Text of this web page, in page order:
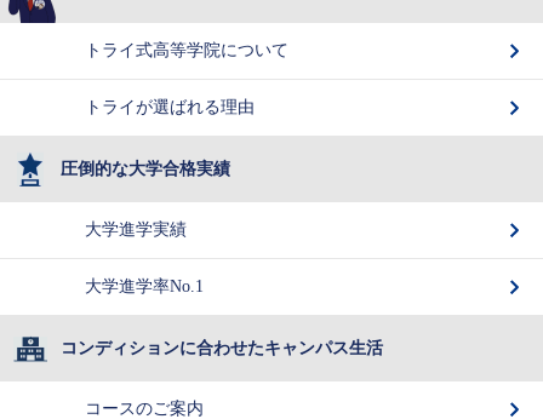
トライ式高等学院について
トライが選ばれる理由
圧倒的な大学合格実績
大学進学実績
大学進学率No.1
コンディションに合わせたキャンパス生活
コースのご案内